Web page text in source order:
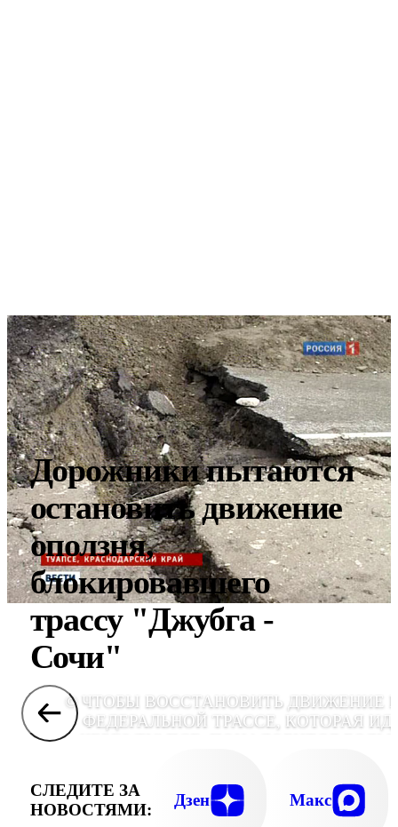
Дорожники пытаются
остановить движение
оползня,
блокировавшего
трассу "Джубга -
Сочи"
© ЧТОБЫ ВОССТАНОВИТЬ ДВИЖЕНИЕ
ФЕДЕРАЛЬНОЙ ТРАССЕ, КОТОРАЯ
СЛЕДИТЕ ЗА
НОВОСТЯМИ:
Дзен Макс